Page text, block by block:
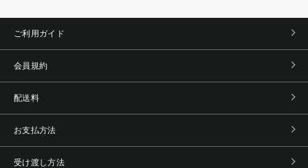
ご利用ガイド
会員規約
配送料
お支払方法
受け渡し方法